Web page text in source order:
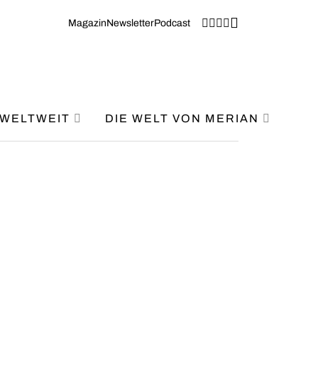
MagazinNewsletterPodcast
WELTWEIT DIE WELT VON MERIAN